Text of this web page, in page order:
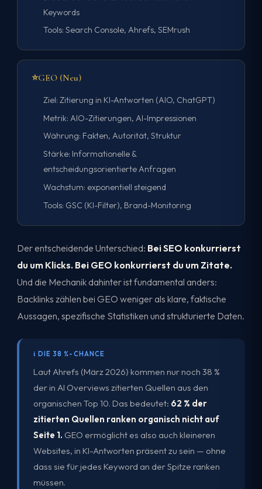
Keywords
Tools: Search Console, Ahrefs, SEMrush
⭐GEO (Neu)
Ziel: Zitierung in KI-Antworten (AIO, ChatGPT)
Metrik: AIO-Zitierungen, AI-Impressionen
Währung: Fakten, Autorität, Struktur
Stärke: Informationelle &
entscheidungsorientierte Anfragen
Wachstum: exponentiell steigend
Tools: GSC (KI-Filter), Brand-Monitoring
Der entscheidende Unterschied: Bei SEO konkurrierst
du um Klicks. Bei GEO konkurrierst du um Zitate.
Und die Mechanik dahinter ist fundamental anders:
Backlinks zählen bei GEO weniger als klare, faktische
Aussagen, spezifische Statistiken und strukturierte Daten.
ℹ️ DIE 38 %-CHANCE
Laut Ahrefs (März 2026) kommen nur noch 38 %
der in AI Overviews zitierten Quellen aus den
organischen Top 10. Das bedeutet: 62 % der
zitierten Quellen ranken organisch nicht auf
Seite 1. GEO ermöglicht es also auch kleineren
Websites, in KI-Antworten präsent zu sein — ohne
dass sie für jedes Keyword an der Spitze ranken
müssen.